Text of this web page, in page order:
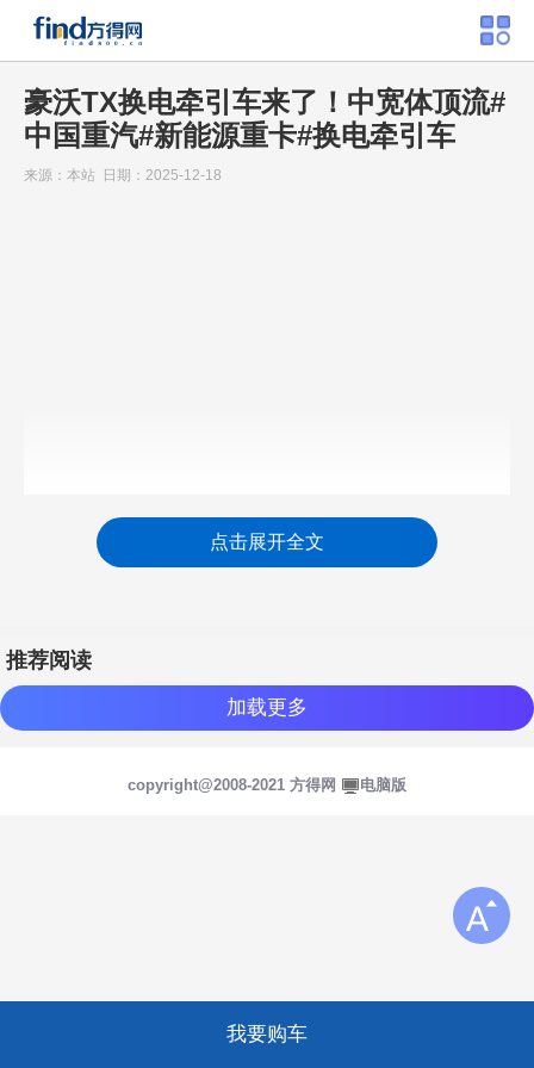
豪沃TX换电牵引车来了！中宽体顶流#
中国重汽#新能源重卡#换电牵引车
来源：本站 日期：2025-12-18
点击展开全文
推荐阅读
加载更多
copyright@2008-2021 方得网 电脑版
我要购车